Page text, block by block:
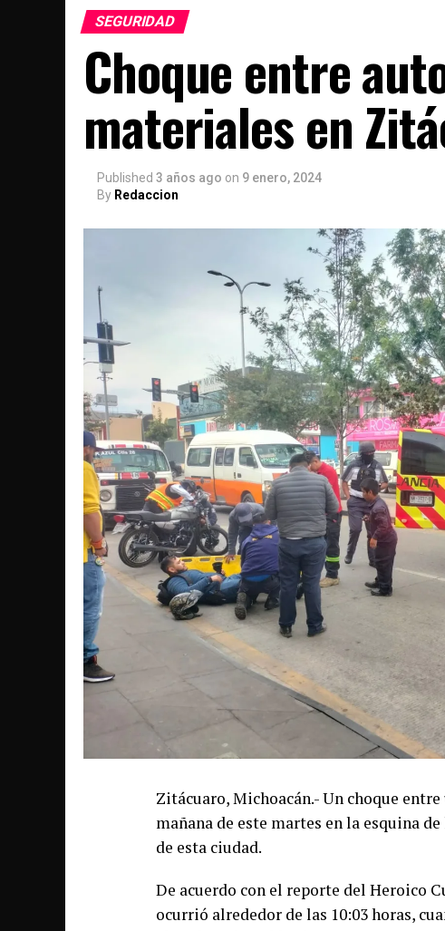
SEGURIDAD
Choque entre
materiales en
Published 3 años ago on 9 enero, 2024
By Redaccion
Zitácuaro, Michoacán.- Un choque
mañana de este martes en la esquina
de esta ciudad.
De acuerdo con el reporte del Heroico
ocurrió alrededor de las 10:03 horas,